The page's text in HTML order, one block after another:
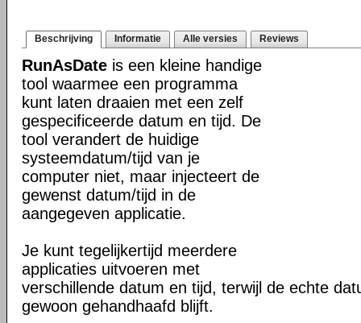
Beschrijving Informatie Alle versies Reviews
RunAsDate is een kleine handige
tool waarmee een programma
kunt laten draaien met een zelf
gespecificeerde datum en tijd. De
tool verandert de huidige
systeemdatum/tijd van je
computer niet, maar injecteert de
gewenst datum/tijd in de
aangegeven applicatie.
Je kunt tegelijkertijd meerdere
applicaties uitvoeren met
verschillende datum en tijd, terwijl de echte
gewoon gehandhaafd blijft.